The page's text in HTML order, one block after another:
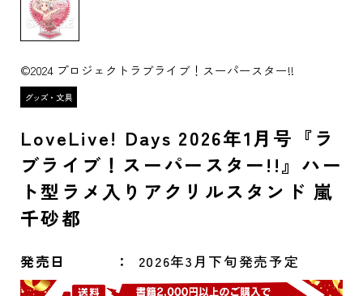
©2024 プロジェクトラブライブ！スーパースター!!
LoveLive! Days 2026年1月号『ラ
ブライブ！スーパースター!!』ハー
ト型ラメ入りアクリルスタンド 嵐
千砂都
発売日 2026年3月下旬発売予定